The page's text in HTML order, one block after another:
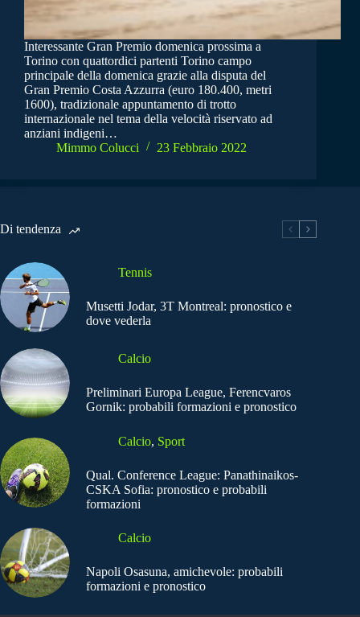
Interessante Gran Premio domenica prossima a
Torino con quattordici partenti Torino campo
principale della domenica grazie alla disputa del
Gran Premio Costa Azzurra (euro 180.400, metri
1600), tradizionale appuntamento di trotto
internazionale nel tema della velocità riservato ad
anziani indigeni…
Mimmo Colucci
23 Febbraio 2022
Di tendenza
Tennis
Musetti Jodar, 3T Montreal: pronostico e
dove vederla
Calcio
Preliminari Europa League, Ferencvaros
Gornik: probabili formazioni e pronostico
Calcio, Sport
Qual. Conference League: Panathinaikos-
CSKA Sofia: pronostico e probabili
formazioni
Calcio
Napoli Osasuna, amichevole: probabili
formazioni e pronostico